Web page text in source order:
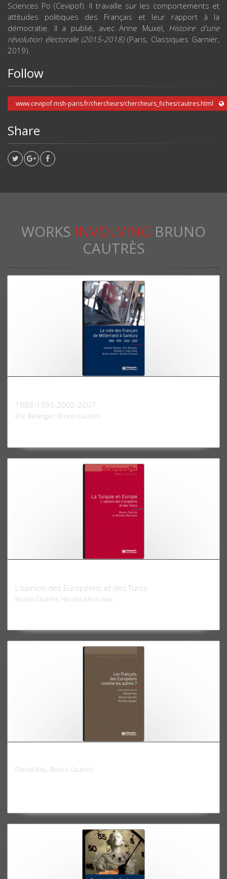
Sciences Po (Cevipof). Il travaille sur les comportements et
attitudes politiques des Français et leur rapport à la
démocratie. Il a publié, avec Anne Muxel, Histoire d'une
révolution électorale (2015-2018)(Paris, Classiques Garnier,
2019).
Follow
www.cevipof.msh-paris.fr/chercheurs/chercheurs_fiches/cautres.html
Share
WORKS INVOLVING BRUNO
CAUTRÈS
1988-1995-2002-2007
Éric Belanger, Bruno Cautrès
L'opinion des Européens et des Turcs
Bruno Cautrès, Nicolas Monceau
Daniel Boy, Bruno Cautrès